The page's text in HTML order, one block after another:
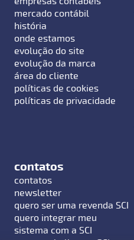
mercado contábil
história
onde estamos
evolução do site
evolução da marca
área do cliente
políticas de cookies
políticas de privacidade
contatos
contatos
newsletter
quero ser uma revenda SCI
quero integrar meu
sistema com a SCI